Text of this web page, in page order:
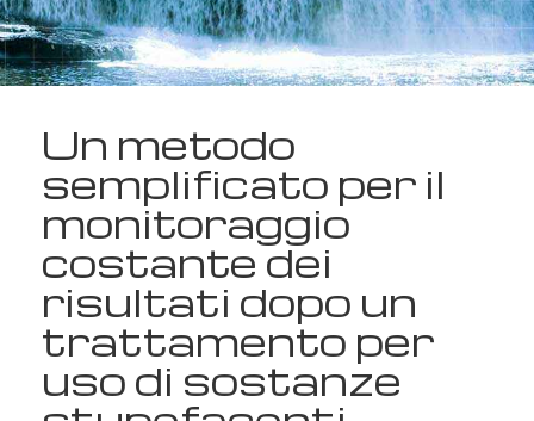
Un metodo
semplificato per il
monitoraggio
costante dei
risultati dopo un
trattamento per
uso di sostanze